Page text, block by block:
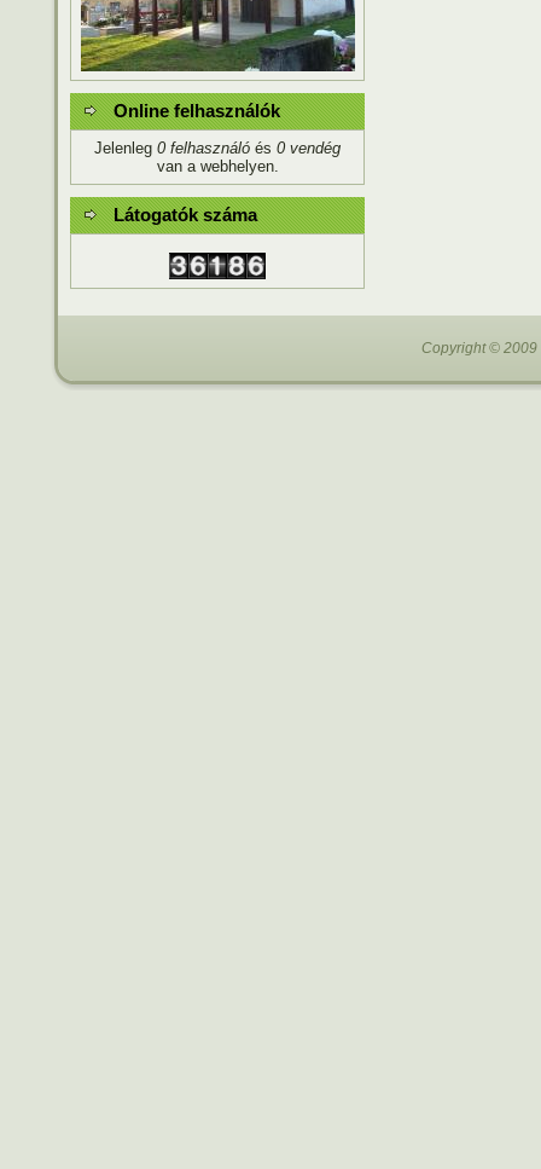
Online felhasználók
Jelenleg 0 felhasználó és 0 vendég
van a webhelyen.
Látogatók száma
Copyright © 2009